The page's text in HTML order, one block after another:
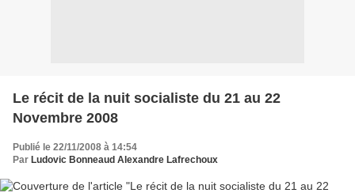
Le récit de la nuit socialiste du 21 au 22
Novembre 2008
Publié le 22/11/2008 à 14:54
Par Ludovic Bonneaud Alexandre Lafrechoux